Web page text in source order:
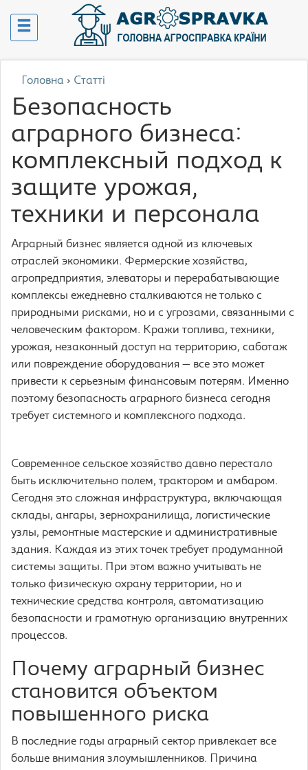
Головна › Статті
Безопасность
аграрного бизнеса:
комплексный подход к
защите урожая,
техники и персонала
Аграрный бизнес является одной из ключевых
отраслей экономики. Фермерские хозяйства,
агропредприятия, элеваторы и перерабатывающие
комплексы ежедневно сталкиваются не только с
природными рисками, но и с угрозами, связанными с
человеческим фактором. Кражи топлива, техники,
урожая, незаконный доступ на территорию, саботаж
или повреждение оборудования — все это может
привести к серьезным финансовым потерям. Именно
поэтому безопасность аграрного бизнеса сегодня
требует системного и комплексного подхода.
Современное сельское хозяйство давно перестало
быть исключительно полем, трактором и амбаром.
Сегодня это сложная инфраструктура, включающая
склады, ангары, зернохранилища, логистические
узлы, ремонтные мастерские и административные
здания. Каждая из этих точек требует продуманной
системы защиты. При этом важно учитывать не
только физическую охрану территории, но и
технические средства контроля, автоматизацию
безопасности и грамотную организацию внутренних
процессов.
Почему аграрный бизнес
становится объектом
повышенного риска
В последние годы аграрный сектор привлекает все
больше внимания злоумышленников. Причина